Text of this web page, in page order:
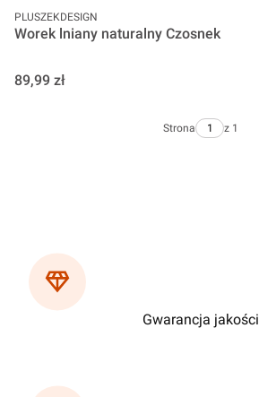
PRODUCENT
PLUSZEKDESIGN
Worek lniany naturalny Czosnek
Cena
89,99 zł
Strona z 1
Gwarancja jakości